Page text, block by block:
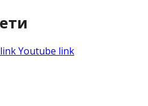
Youtube link